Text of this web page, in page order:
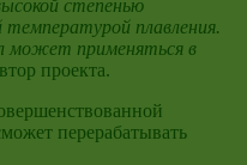
степенью
плавления.
может применяться в
проекта.
перерабатывать